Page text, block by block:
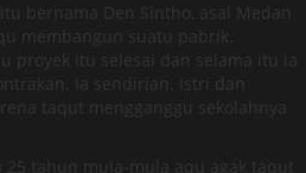
bernama Den Sintho, asal Medan
membangun suatu pabrik.
proyek itu selesai dan selama itu ia
Ia sendirian. Istri dan
taqut mengganggu sekolahnya
25 tahun mula-mula aqu agak taqut